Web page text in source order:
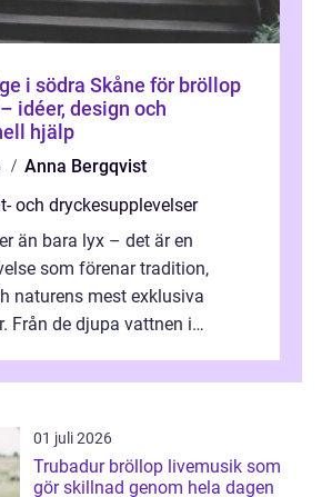
i södra Skåne för bröllop
idéer, design och
hjälp
Anna Bergqvist
och dryckesupplevelser
än bara lyx – det är en
som förenar tradition,
naturens mest exklusiva
Från de djupa vattnen i
01 juli 2026
Trubadur bröllop livemusik som
gör skillnad genom hela dagen